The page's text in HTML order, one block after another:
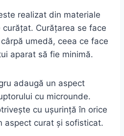
realizat din materiale
Curățarea se face
umedă, ceea ce face
aparat să fie minimă.
adaugă un aspect
cu microunde.
cu ușurință în orice
aspect curat și sofisticat.